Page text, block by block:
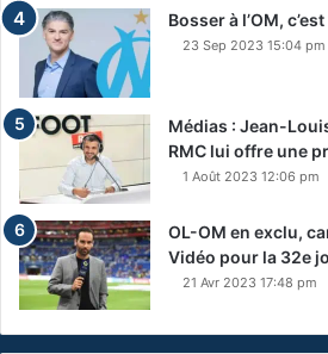
Bosser à l’OM,
23 Sep 2023 15:04 pm
Médias : Jean-
RMC lui offre une
1 Août 2023 12:06 pm
OL-OM en exclu,
Vidéo pour la 32e
21 Avr 2023 17:48 pm